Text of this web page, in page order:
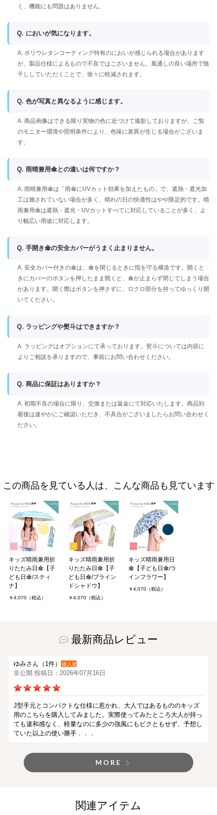
く、機能にも問題はありません。
Q. においが気になります。
A. ポリウレタンコーティング特有のにおいが感じられる場合があります
が、製品仕様によるもので不良ではございません。風通しの良い場所で陰
干ししていただくことで、徐々に軽減されます。
Q. 色が写真と異なるように感じます。
A. 商品画像はできる限り実物の色に近づけて撮影しておりますが、ご覧
のモニター環境や照明条件により、色味に差異が生じる場合がございま
す。
Q. 雨晴兼用傘との違いは何ですか？
A. 雨晴兼用傘は「雨傘にUVカット効果を加えたもの」で、遮熱・遮光加
工は施されていない場合が多く、晴れの日の快適性はやや限定的です。晴
雨兼用傘は遮熱・遮光・UVカットすべてに対応していることが多く、よ
り幅広い用途に対応します。
Q. 手開き傘の安全カバーがうまく止まりません。
A. 安全カバー付きの傘は、傘を閉じるときに指を守る構造です。開くと
きにカバーのボタンを押したまま開くと、傘が止まらず閉じてしまう場合
があります。開く際はボタンを押さずに、ロクロ部分を持ってゆっくり開
いてください。
Q. ラッピングや熨斗はできますか？
A. ラッピングはオプションにて承っております。熨斗については内容に
よりご相談を承りますので、事前にお問い合わせください。
Q. 商品に保証はありますか？
A. 初期不良の場合に限り、交換または返金にて対応いたします。商品到
着後は速やかにご確認いただき、不具合がございましたらお問い合わせく
ださい。
この商品を見ている人は、こんな商品も見ています
キッズ晴雨兼用折
りたたみ日傘【子
ども日傘/スティ
ナ】
￥4,070（税込）
キッズ晴雨兼用折
りたたみ日傘【子
ども日傘/ブライン
ドシャドウ】
￥4,070（税込）
キッズ晴雨兼用日
傘【子ども日傘/ラ
インフラワー】
￥4,070（税込）
最新商品レビュー
ゆみさん（1件） 購入者
非公開 投稿日：2026年07月16日
J型手元とコンパクトな仕様に惹かれ、大人ではあるもののキッズ
用のこちらを購入してみました。実際使ってみたところ大人が持っ
ても違和感なく、軽量なのに多少の強風にもビクともせず、予想し
ていた以上の使い勝手．．．
MORE
関連アイテム